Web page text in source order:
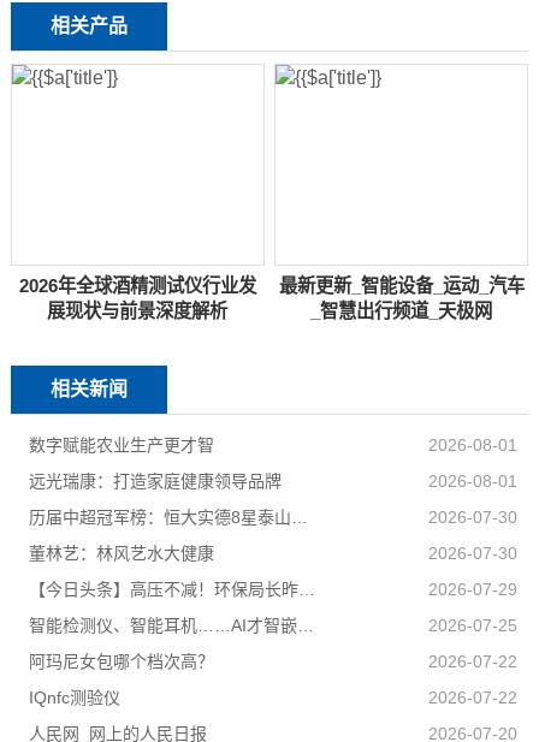
相关产品
2026年全球酒精测试仪行业发
展现状与前景深度解析
最新更新_智能设备_运动_汽车
_智慧出行频道_天极网
相关新闻
数字赋能农业生产更才智
2026-08-01
远光瑞康：打造家庭健康领导品牌
2026-08-01
2026-07-30
董林艺：林风艺水大健康
2026-07-30
【今日头条】高压不减！环保局长昨夜又去夜查了
2026-07-29
智能检测仪、智能耳机……AI才智嵌入百姓日子 科技盈利惠及民生
2026-07-25
阿玛尼女包哪个档次高？
2026-07-22
IQnfc测验仪
2026-07-22
人民网_网上的人民日报
2026-07-20